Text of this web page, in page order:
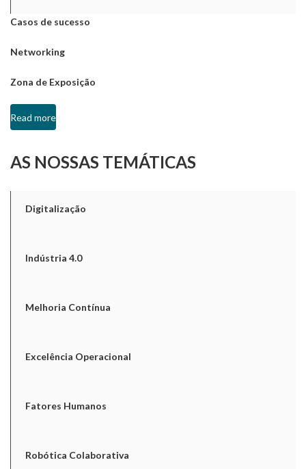
Casos de sucesso
Networking
Zona de Exposição
Read more
AS NOSSAS TEMÁTICAS
Digitalização
Indústria 4.0
Melhoria Contínua
Excelência Operacional
Fatores Humanos
Robótica Colaborativa